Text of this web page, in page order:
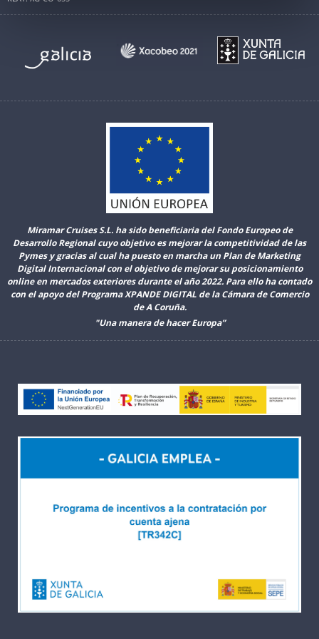
Miramar Cruises S.L. ha sido beneficiaria del Fondo Europeo de
Desarrollo Regional cuyo objetivo es mejorar la competitividad de las
Pymes y gracias al cual ha puesto en marcha un Plan de Marketing
Digital Internacional con el objetivo de mejorar su posicionamiento
online en mercados exteriores durante el año 2022. Para ello ha contado
con el apoyo del Programa XPANDE DIGITAL de la Cámara de Comercio
de A Coruña.
"Una manera de hacer Europa”